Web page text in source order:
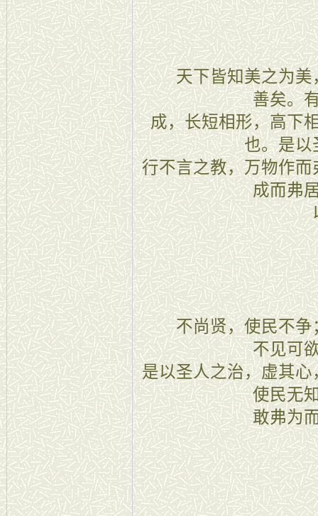
二章
天下皆知美之为美，
善矣。
成，长短相形，高下
也。是以
行不言之教，万物作
成而弗
三章
不尚贤，使民不争；
不见可
是以圣人之治，虚其
使民无
敢弗为
四章